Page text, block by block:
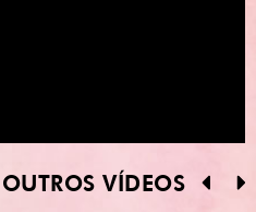
OUTROS VÍDEOS